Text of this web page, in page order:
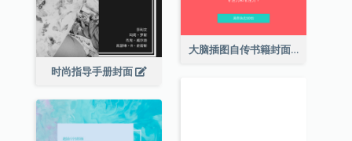
大脑插图自传书籍封面
时尚指导手册封面